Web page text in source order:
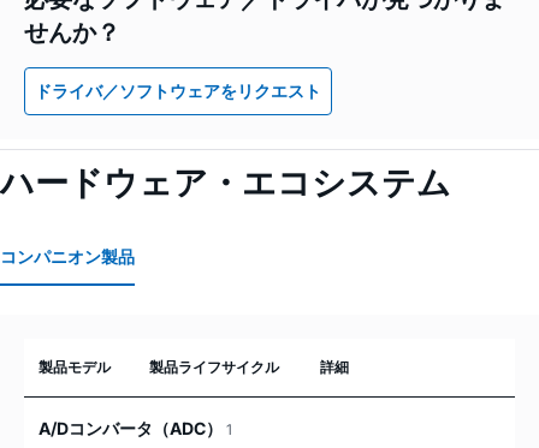
せんか？
ドライバ／ソフトウェアをリクエスト
ハードウェア・エコシステム
コンパニオン製品
製品モデル 製品ライフサイクル 詳細
A/Dコンバータ（ADC） 1